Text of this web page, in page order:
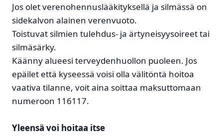
Jos olet verenohennuslääkityksellä ja silmässä on
sidekalvon alainen verenvuoto.
Toistuvat silmien tulehdus- ja ärtyneisyysoireet tai
silmäsärky.
Käänny alueesi terveydenhuollon puoleen. Jos
epäilet että kyseessä voisi olla välitöntä hoitoa
vaativa tilanne, voit aina soittaa maksuttomaan
numeroon 116117.
Yleensä voi hoitaa itse